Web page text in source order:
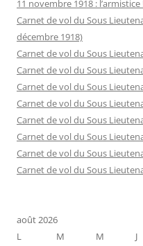
11 novembre 1918 : l’armistice
Carnet de vol du Sous
décembre 1918)
Carnet de vol du Sous
Carnet de vol du Sous
Carnet de vol du Sous
Carnet de vol du Sous
Carnet de vol du Sous
Carnet de vol du Sous
Carnet de vol du Sous
Carnet de vol du Sous
août 2026
L
M M J